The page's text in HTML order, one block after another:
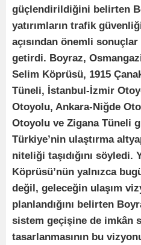
güçlendirildiğini belirten
yatırımların trafik
açısından önemli
getirdi. Boyraz,
Selim Köprüsü, 1915
Tüneli, İstanbul-İzmir
Otoyolu, Ankara-Niğde
Otoyolu ve Zigana Tüneli
Türkiye’nin ulaştırma
niteliği taşıdığını söyledi.
Köprüsü’nün yalnızca
değil, geleceğin ulaşım
planlandığını belirten
sistem geçişine de imkân
tasarlanmasının bu